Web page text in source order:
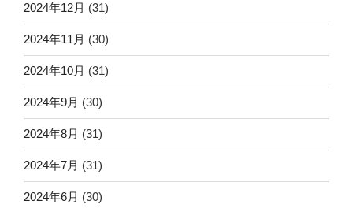
2024年12月 (31)
2024年11月 (30)
2024年10月 (31)
2024年9月 (30)
2024年8月 (31)
2024年7月 (31)
2024年6月 (30)